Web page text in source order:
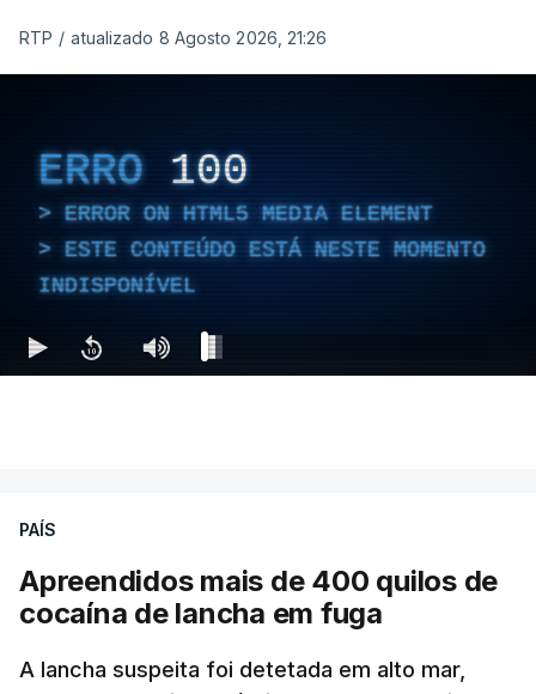
RTP / atualizado 8 Agosto 2026, 21:26
ERRO 100
ERROR ON HTML5 MEDIA ELEMENT
ESTE CONTEÚDO ESTÁ NESTE MOMENTO
INDISPONÍVEL
PAÍS
Apreendidos mais de 400 quilos de
cocaína de lancha em fuga
A lancha suspeita foi detetada em alto mar,